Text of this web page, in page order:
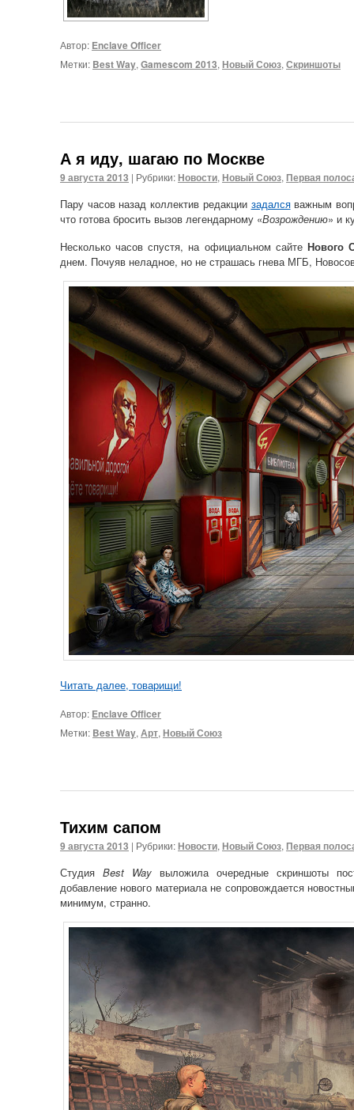
Автор: Enclave Officer
Метки: Best Way, Gamescom 2013, Новый Союз, Скриншоты
А я иду, шагаю по Москве
9 августа 2013 | Рубрики:Новости, Новый Союз, Первая
Пару часов назад коллектив редакции задалсяважным
что готова бросить вызов легендарному «Возрождению» и
Несколько часов спустя, на официальном сайте Нового
днем. Почуяв неладное, но не страшась гнева МГБ,
Читать далее, товарищи!
Автор: Enclave Officer
Метки: Best Way, Арт, Новый Союз
Тихим сапом
9 августа 2013 | Рубрики:Новости, Новый Союз, Первая
Студия Best Wayвыложила очередные скриншоты
добавление нового материала не сопровождается
минимум, странно.